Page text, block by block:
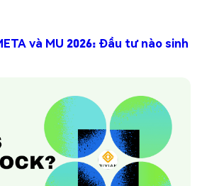
và MU 2026: Đầu tư nào sinh